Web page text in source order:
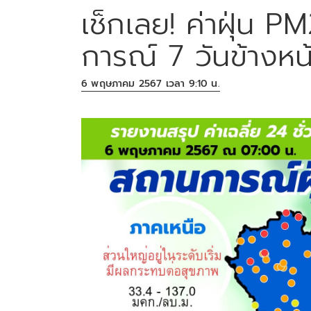
เช็กเลย! ค่าฝุ่น
การณ์ 7 วันข้างห
6 พฤษภาคม 2567 เวลา 9:10 น.